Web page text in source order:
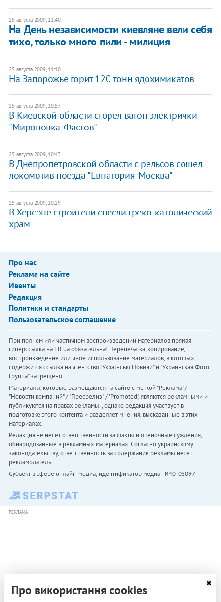
25 августа 2009, 11:40
На День независимости киевляне вели себя
тихо, только много пили - милиция
25 августа 2009, 11:10
На Запорожье горит 120 тонн ядохимикатов
25 августа 2009, 10:57
В Киевской области сгорел вагон электрички
"Мироновка-Фастов"
25 августа 2009, 10:43
В Днепропетровской области с рельсов сошел
локомотив поезда "Евпатория-Москва"
25 августа 2009, 10:29
В Херсоне строители снесли греко-католический
храм
Про нас
Реклама на сайте
Ивенты
Редакция
Политики и стандарты
Пользовательское соглашение
При полном или частичном воспроизведении материалов прямая
гиперссылка на LB.ua обязательна! Перепечатка, копирование,
воспроизведение или иное использование материалов, в которых
содержится ссылка на агентство "Українськi Новини" и "Украинская Фото
Группа" запрещено.
Материалы, которые размещаются на сайте с меткой "Реклама" /
"Новости компаний" / "Пресрелиз" / "Promoted", являются рекламными и
публикуются на правах рекламы. , однако редакция участвует в
подготовке этого контента и разделяет мнения, высказанные в этих
материалах.
Редакция не несет ответственности за факты и оценочные суждения,
обнародованные в рекламных материалах. Согласно украинскому
законодательству, ответственность за содержание рекламы несет
рекламодатель.
Субъект в сфере онлайн-медиа; идентификатор медиа - R40-05097
РЕКЛАМА
Про використання cookies